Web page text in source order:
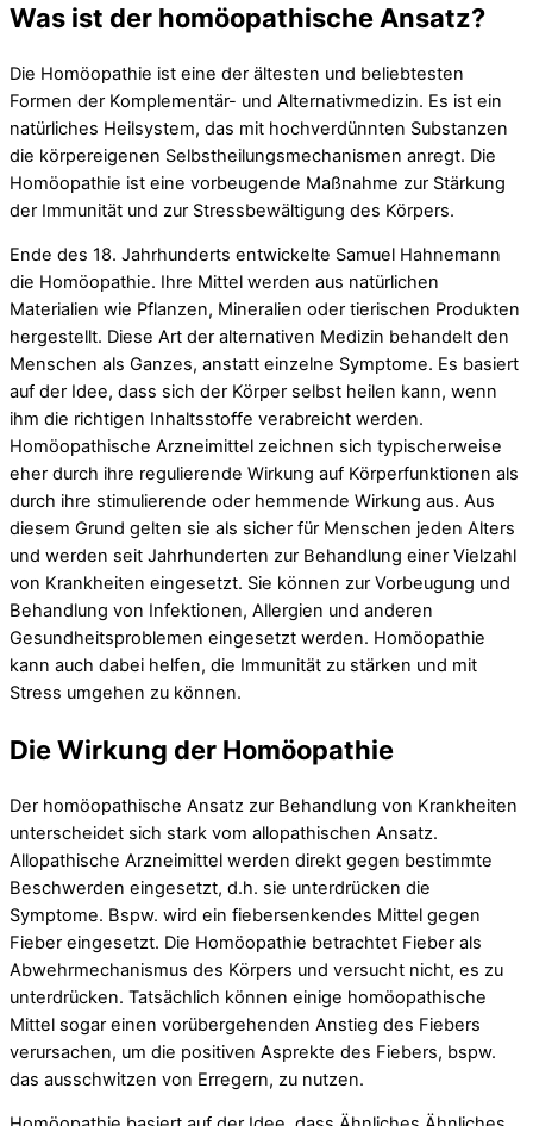
Was ist der homöopathische Ansatz?
Die Homöopathie ist eine der ältesten und beliebtesten
Formen der Komplementär- und Alternativmedizin. Es ist ein
natürliches Heilsystem, das mit hochverdünnten Substanzen
die körpereigenen Selbstheilungsmechanismen anregt. Die
Homöopathie ist eine vorbeugende Maßnahme zur Stärkung
der Immunität und zur Stressbewältigung des Körpers.
Ende des 18. Jahrhunderts entwickelte Samuel Hahnemann
die Homöopathie. Ihre Mittel werden aus natürlichen
Materialien wie Pflanzen, Mineralien oder tierischen Produkten
hergestellt. Diese Art der alternativen Medizin behandelt den
Menschen als Ganzes, anstatt einzelne Symptome. Es basiert
auf der Idee, dass sich der Körper selbst heilen kann, wenn
ihm die richtigen Inhaltsstoffe verabreicht werden.
Homöopathische Arzneimittel zeichnen sich typischerweise
eher durch ihre regulierende Wirkung auf Körperfunktionen als
durch ihre stimulierende oder hemmende Wirkung aus. Aus
diesem Grund gelten sie als sicher für Menschen jeden Alters
und werden seit Jahrhunderten zur Behandlung einer Vielzahl
von Krankheiten eingesetzt. Sie können zur Vorbeugung und
Behandlung von Infektionen, Allergien und anderen
Gesundheitsproblemen eingesetzt werden. Homöopathie
kann auch dabei helfen, die Immunität zu stärken und mit
Stress umgehen zu können.
Die Wirkung der Homöopathie
Der homöopathische Ansatz zur Behandlung von Krankheiten
unterscheidet sich stark vom allopathischen Ansatz.
Allopathische Arzneimittel werden direkt gegen bestimmte
Beschwerden eingesetzt, d.h. sie unterdrücken die
Symptome. Bspw. wird ein fiebersenkendes Mittel gegen
Fieber eingesetzt. Die Homöopathie betrachtet Fieber als
Abwehrmechanismus des Körpers und versucht nicht, es zu
unterdrücken. Tatsächlich können einige homöopathische
Mittel sogar einen vorübergehenden Anstieg des Fiebers
verursachen, um die positiven Asprekte des Fiebers, bspw.
das ausschwitzen von Erregern, zu nutzen.